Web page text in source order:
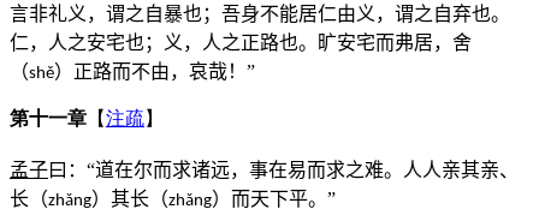
言非礼义，谓之自暴也；吾身不能居仁由义，谓之自弃也。
仁，人之安宅也；义，人之正路也。旷安宅而弗居，舍
（shě）正路而不由，哀哉！”
第十一章 【注疏】
孟子曰：“道在尔而求诸远，事在易而求之难。人人亲其亲、
长（zhǎng）其长（zhǎng）而天下平。”